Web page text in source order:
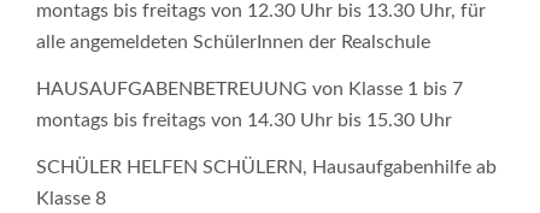
montags bis freitags von 12.30 Uhr bis 13.30 Uhr, für
alle angemeldeten SchülerInnen der Realschule
HAUSAUFGABENBETREUUNG von Klasse 1 bis 7
montags bis freitags von 14.30 Uhr bis 15.30 Uhr
SCHÜLER HELFEN SCHÜLERN, Hausaufgabenhilfe ab
Klasse 8